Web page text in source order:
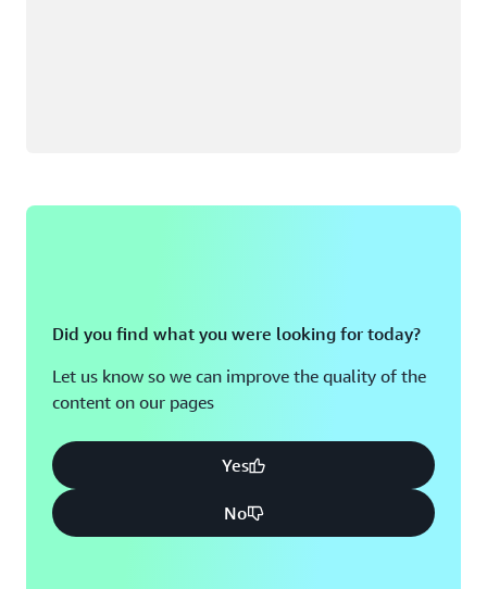
Did you find what you were looking for today?
Let us know so we can improve the quality of the
content on our pages
Yes
No